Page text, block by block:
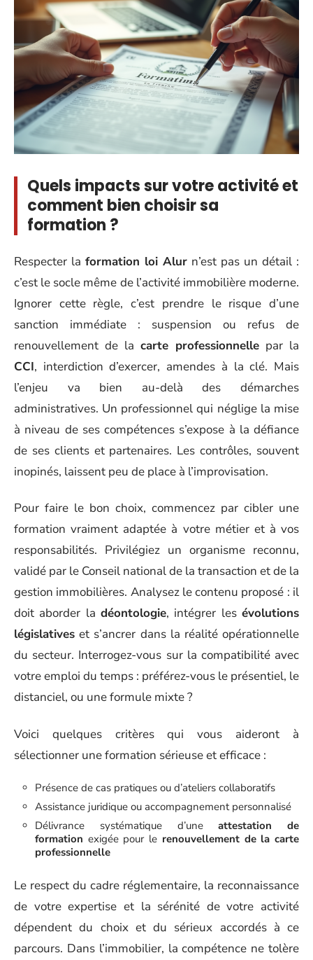
Quels impacts sur votre activité et
comment bien choisir sa
formation ?
Respecter la formation loi Alur n’est pas un détail :
c’est le socle même de l’activité immobilière moderne.
Ignorer cette règle, c’est prendre le risque d’une
sanction immédiate : suspension ou refus de
renouvellement de la carte professionnelle par la
CCI, interdiction d’exercer, amendes à la clé. Mais
l’enjeu va bien au-delà des démarches
administratives. Un professionnel qui néglige la mise
à niveau de ses compétences s’expose à la défiance
de ses clients et partenaires. Les contrôles, souvent
inopinés, laissent peu de place à l’improvisation.
Pour faire le bon choix, commencez par cibler une
formation vraiment adaptée à votre métier et à vos
responsabilités. Privilégiez un organisme reconnu,
validé par le Conseil national de la transaction et de la
gestion immobilières. Analysez le contenu proposé : il
doit aborder la déontologie, intégrer les évolutions
législatives et s’ancrer dans la réalité opérationnelle
du secteur. Interrogez-vous sur la compatibilité avec
votre emploi du temps : préférez-vous le présentiel, le
distanciel, ou une formule mixte ?
Voici quelques critères qui vous aideront à
sélectionner une formation sérieuse et efficace :
Présence de cas pratiques ou d’ateliers collaboratifs
Assistance juridique ou accompagnement personnalisé
Délivrance systématique d’uneattestation de
formation exigée pour le renouvellement de la carte
professionnelle
Le respect du cadre réglementaire, la reconnaissance
de votre expertise et la sérénité de votre activité
dépendent du choix et du sérieux accordés à ce
parcours. Dans l’immobilier, la compétence ne tolère